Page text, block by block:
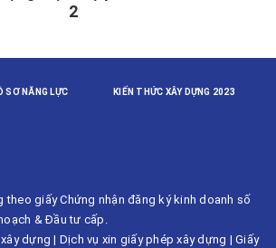
2
SƠ NĂNG LỰC KIẾN THỨC XÂY DỰNG 2023
theo giấy Chứng nhận đăng ký kinh doanh số
& Đầu tư cấp.
dựng | Dịch vụ xin giấy phép xây dựng | Giấy